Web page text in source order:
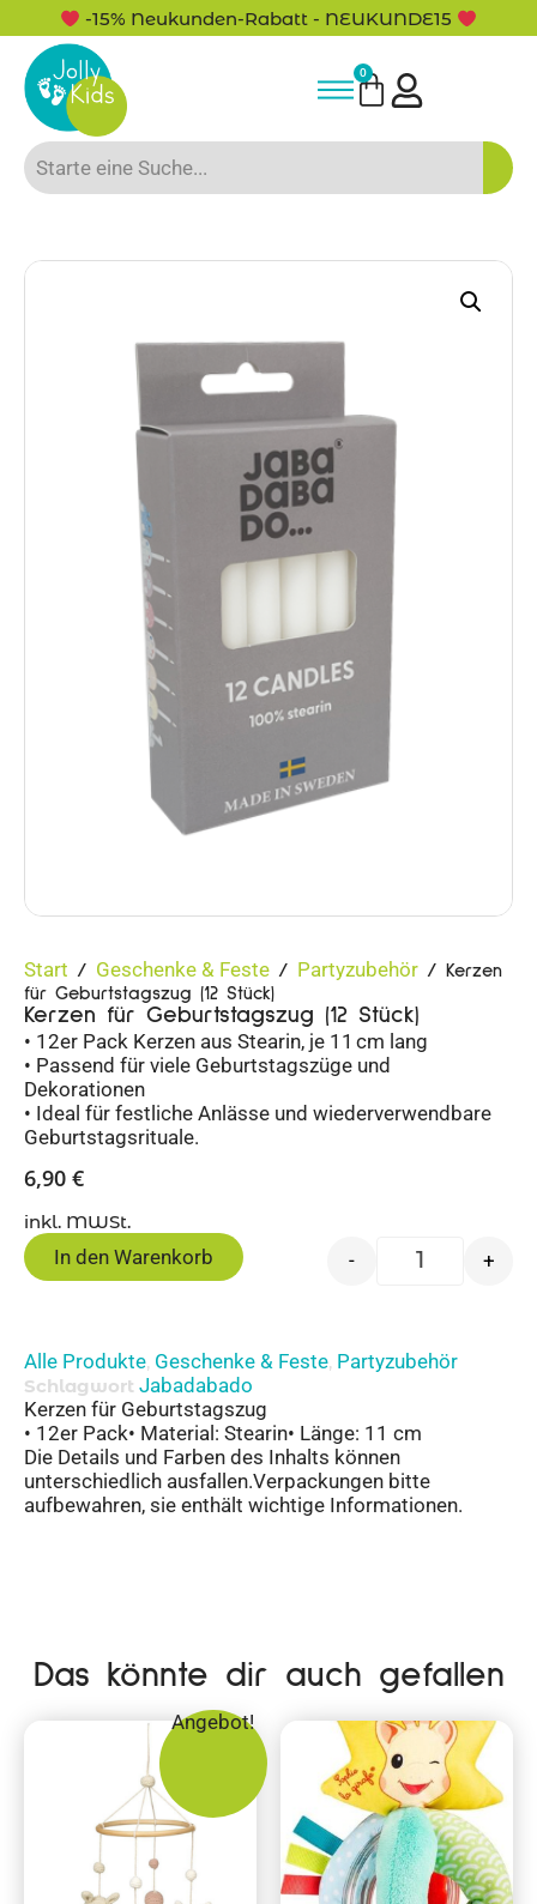
-15% Neukunden-Rabatt - NEUKUNDE15
0
Start / Geschenke & Feste / Partyzubehör / Kerzen
für Geburtstagszug (12 Stück)
Kerzen für Geburtstagszug (12 Stück)
• 12er Pack Kerzen aus Stearin, je 11 cm lang
• Passend für viele Geburtstagszüge und
Dekorationen
• Ideal für festliche Anlässe und wiederverwendbare
Geburtstagsrituale.
6,90 €
inkl. MWSt.
- +
In den Warenkorb
Alle Produkte, Geschenke & Feste, Partyzubehör
Schlagwort Jabadabado
Kerzen für Geburtstagszug
• 12er Pack• Material: Stearin• Länge: 11 cm
Die Details und Farben des Inhalts können
unterschiedlich ausfallen.Verpackungen bitte
aufbewahren, sie enthält wichtige Informationen.
Das könnte dir auch gefallen
Angebot!